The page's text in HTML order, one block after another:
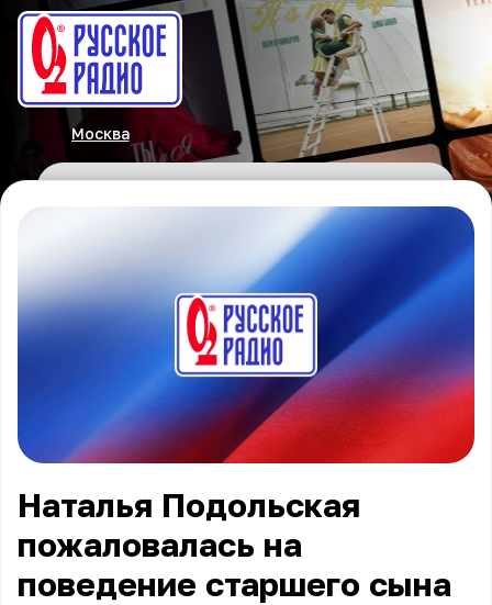
Москва
Наталья Подольская
пожаловалась на
поведение старшего сына